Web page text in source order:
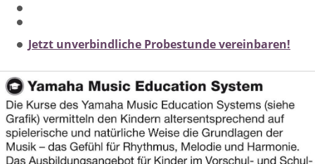
Jetzt unverbindliche Probestunde vereinbaren!